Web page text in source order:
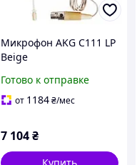
Микрофон AKG C111 LP
Beige
Готово к отправке
от 1184₴/мес
7 104₴
Купить